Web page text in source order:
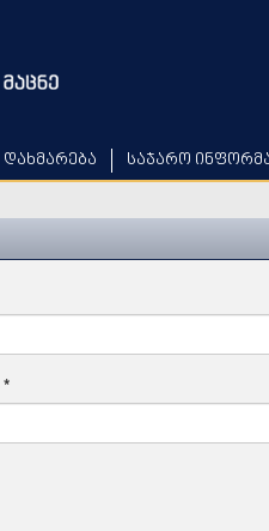
დახმარება საჯარო
*